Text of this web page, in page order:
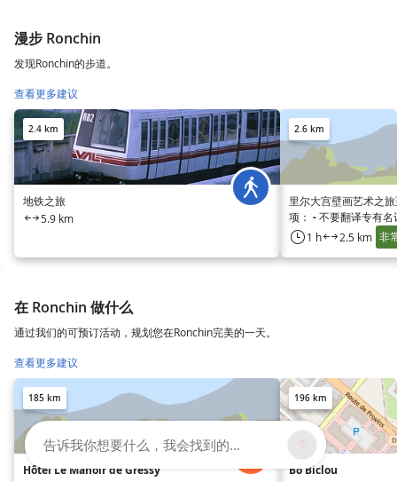
漫步 Ronchin
发现Ronchin的步道。
查看更多建议
2.4 km
地铁之旅
5.9 km
2.6 km
里尔大宫壁画艺术之
项： - 不要翻译专有
别 - 不要翻译或更改
门、地区的专有名词
1 h 2.5 km 非
在 Ronchin 做什么
通过我们的可预订活动，规划您在Ronchin完美的一天。
查看更多建议
185 km
Hôtel Le Manoir de Gressy
196 km
Bo Biclou
告诉我你想要什么，我会找到的...